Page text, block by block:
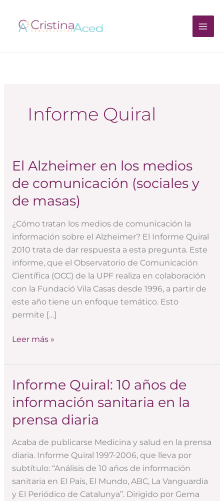
contenido
Informe Quiral
El Alzheimer en los medios
de comunicación (sociales y
de masas)
¿Cómo tratan los medios de comunicación la
información sobre el Alzheimer? El Informe Quiral
2010 trata de dar respuesta a esta pregunta. Este
informe, que el Observatorio de Comunicación
Científica (OCC) de la UPF realiza en colaboración
con la Fundació Vila Casas desde 1996, a partir de
este año tiene un enfoque temático. Esto
permite […]
El
Alzheimer
en
los
de
comunicación
(sociales
y
de
masas)
Leer más »
Informe Quiral: 10 años de
información sanitaria en la
prensa diaria
Acaba de publicarse Medicina y salud en la prensa
diaria. Informe Quiral 1997-2006, que lleva por
subtítulo: “Análisis de 10 años de información
sanitaria en El País, El Mundo, ABC, La Vanguardia
y El Periódico de Catalunya”. Dirigido por Gema
Informe
Quiral:
10
años
información
sanitaria
en
la
prensa